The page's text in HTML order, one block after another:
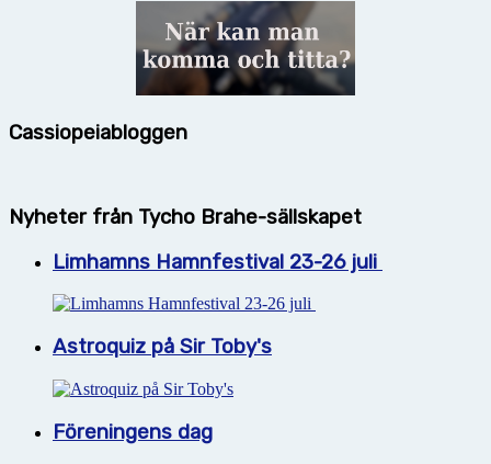
Cassiopeiabloggen
Nyheter från Tycho Brahe-sällskapet
Limhamns Hamnfestival 23-26 juli
Astroquiz på Sir Toby's
Föreningens dag